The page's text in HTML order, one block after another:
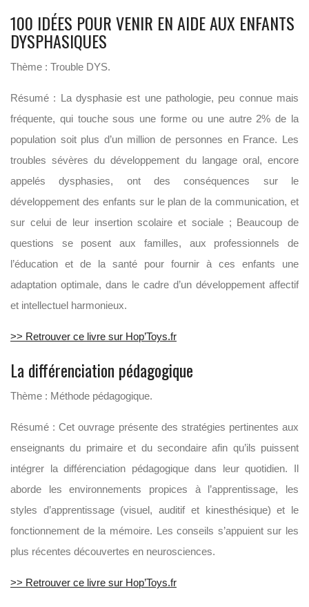
100 IDÉES POUR VENIR EN AIDE AUX ENFANTS
DYSPHASIQUES
Thème : Trouble DYS.
Résumé : La dysphasie est une pathologie, peu connue mais
fréquente, qui touche sous une forme ou une autre 2% de la
population soit plus d’un million de personnes en France. Les
troubles sévères du développement du langage oral, encore
appelés dysphasies, ont des conséquences sur le
développement des enfants sur le plan de la communication, et
sur celui de leur insertion scolaire et sociale ; Beaucoup de
questions se posent aux familles, aux professionnels de
l’éducation et de la santé pour fournir à ces enfants une
adaptation optimale, dans le cadre d’un développement affectif
et intellectuel harmonieux.
>> Retrouver ce livre sur Hop’Toys.fr
La différenciation pédagogique
Thème : Méthode pédagogique.
Résumé : Cet ouvrage présente des stratégies pertinentes aux
enseignants du primaire et du secondaire afin qu’ils puissent
intégrer la différenciation pédagogique dans leur quotidien. Il
aborde les environnements propices à l’apprentissage, les
styles d’apprentissage (visuel, auditif et kinesthésique) et le
fonctionnement de la mémoire. Les conseils s’appuient sur les
plus récentes découvertes en neurosciences.
>> Retrouver ce livre sur Hop’Toys.fr